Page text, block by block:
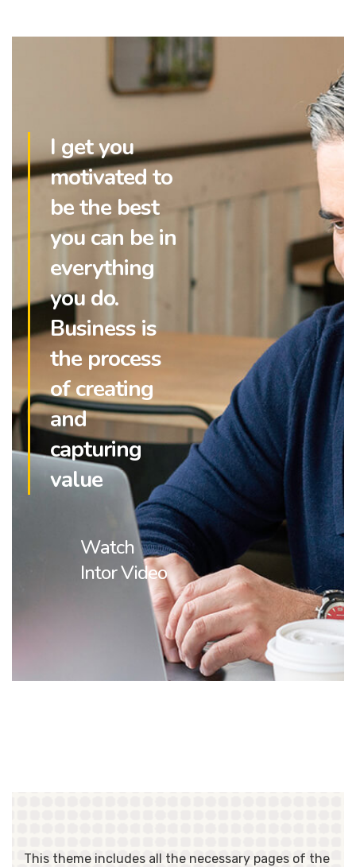
I get you
motivated to
be the best
you can be in
everything
you do.
Business is
the process
of creating
and
capturing
value
Watch
Intor Video
This theme includes all the necessary pages of the